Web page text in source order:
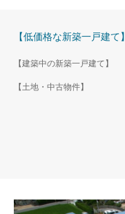
【低価格な新築一戸建て】
【建築中の新築一戸建て】
【土地・中古物件】